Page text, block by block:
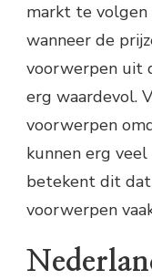
markt te volgen
wanneer de
voorwerpen uit
erg waardevol.
voorwerpen
kunnen erg
betekent dit
voorwerpen